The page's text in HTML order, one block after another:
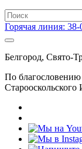
Горячая линия: 38-
Белгород, Свято-
По благословению
Старооскольского